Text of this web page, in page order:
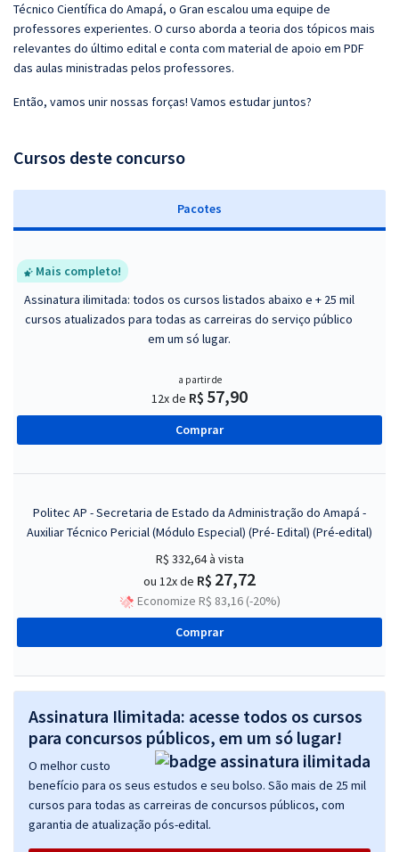
Técnico Científica do Amapá, o Gran escalou uma equipe de
professores experientes. O curso aborda a teoria dos tópicos mais
relevantes do último edital e conta com material de apoio em PDF
das aulas ministradas pelos professores.
Então, vamos unir nossas forças! Vamos estudar juntos?
Cursos deste concurso
Pacotes
Mais completo!
Assinatura ilimitada: todos os cursos listados abaixo e + 25 mil
cursos atualizados para todas as carreiras do serviço público
em um só lugar.
a partir de
12x de R$ 57,90
Comprar
Politec AP - Secretaria de Estado da Administração do Amapá -
Auxiliar Técnico Pericial (Módulo Especial) (Pré- Edital) (Pré-edital)
R$ 332,64à vista
ou 12x de R$ 27,72
Economize R$ 83,16 (-20%)
Comprar
Assinatura Ilimitada: acesse todos os cursos
para concursos públicos, em um só lugar!
O melhor custo
benefício para os seus estudos e seu bolso. São mais de 25 mil
cursos para todas as carreiras de concursos públicos, com
garantia de atualização pós-edital.